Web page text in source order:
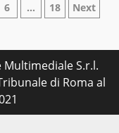
6 … 18 Next
S.r.l.
di Roma al